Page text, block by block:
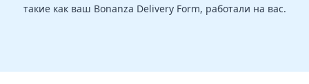
такие как ваш Bonanza Delivery Form, работали на вас.